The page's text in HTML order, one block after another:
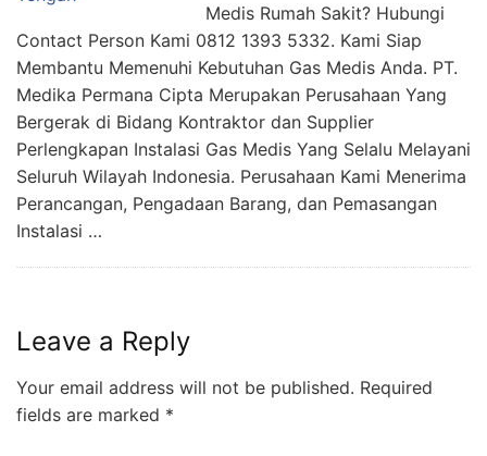
Medis Rumah Sakit? Hubungi
Contact Person Kami 0812 1393 5332. Kami Siap
Membantu Memenuhi Kebutuhan Gas Medis Anda. PT.
Medika Permana Cipta Merupakan Perusahaan Yang
Bergerak di Bidang Kontraktor dan Supplier
Perlengkapan Instalasi Gas Medis Yang Selalu Melayani
Seluruh Wilayah Indonesia. Perusahaan Kami Menerima
Perancangan, Pengadaan Barang, dan Pemasangan
Instalasi …
Leave a Reply
Your email address will not be published. Required
fields are marked *